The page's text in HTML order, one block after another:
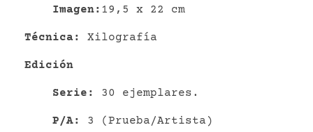
Imagen: 19,5 x 22 cm
Técnica: Xilografía
Edición
Serie: 30 ejemplares.
P/A: 3 (Prueba/Artista)